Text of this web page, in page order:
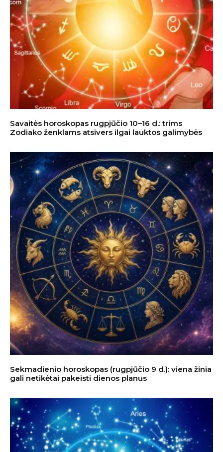
Savaitės horoskopas rugpjūčio 10–16 d.: trims
Zodiako ženklams atsivers ilgai lauktos galimybės
Sekmadienio horoskopas (rugpjūčio 9 d.): viena žinia
gali netikėtai pakeisti dienos planus